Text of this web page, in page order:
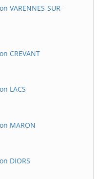
VARENNES-SUR-
CREVANT
LACS
MARON
DIORS